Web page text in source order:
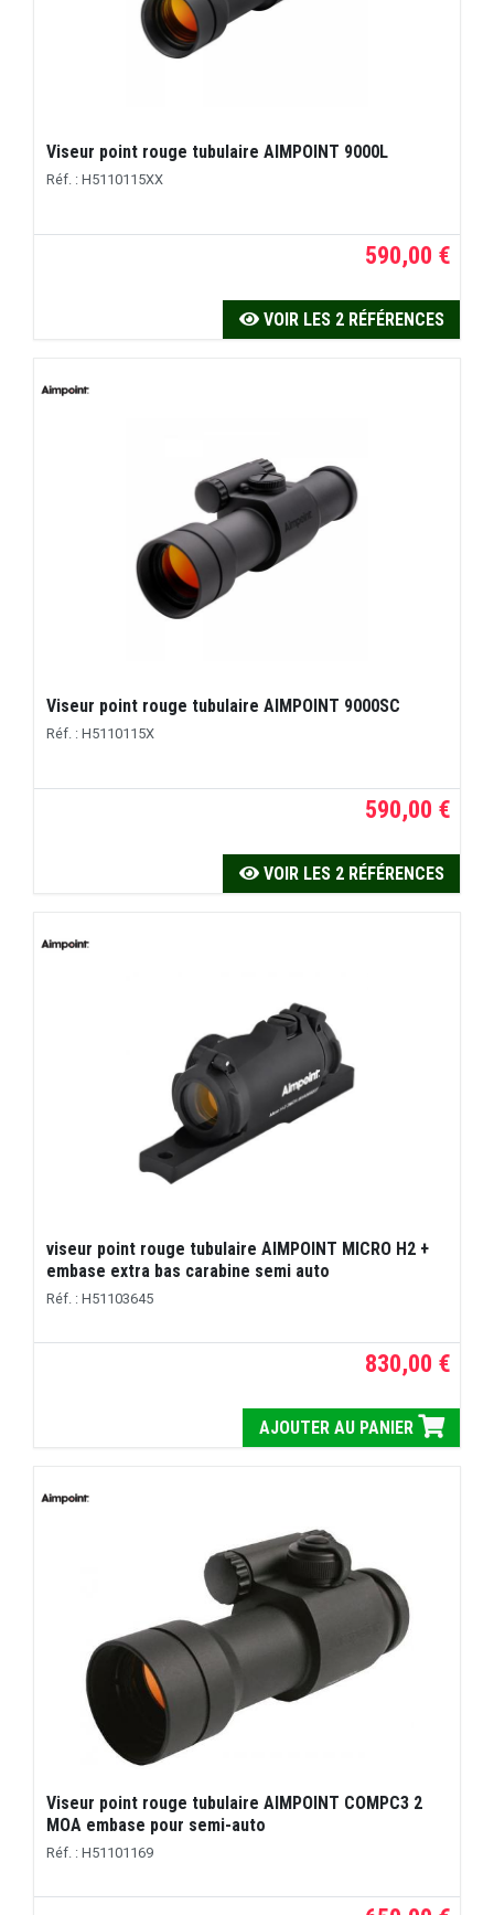
Viseur point rouge tubulaire AIMPOINT 9000L
Réf. : H5110115XX
590,00 €
VOIR LES 2 RÉFÉRENCES
Viseur point rouge tubulaire AIMPOINT 9000SC
Réf. : H5110115X
590,00 €
VOIR LES 2 RÉFÉRENCES
viseur point rouge tubulaire AIMPOINT MICRO H2 +
embase extra bas carabine semi auto
Réf. : H51103645
830,00 €
AJOUTER AU PANIER
Viseur point rouge tubulaire AIMPOINT COMPC3 2
MOA embase pour semi-auto
Réf. : H51101169